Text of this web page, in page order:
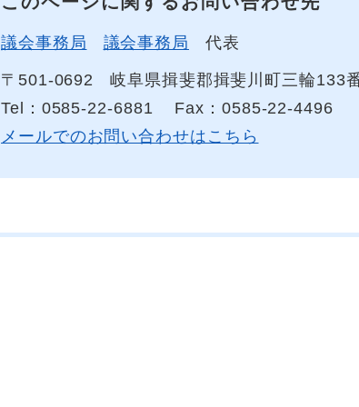
議会事務局 議会事務局 代表
〒501-0692
岐阜県揖斐郡揖斐川町三輪133
Tel：0585-22-6881
Fax：0585-22-4496
メールでのお問い合わせはこちら